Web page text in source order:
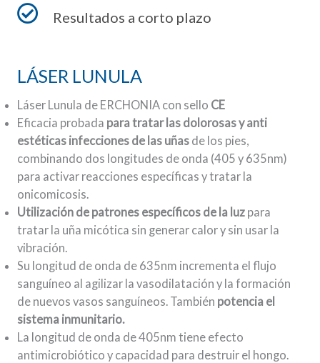
Resultados a corto plazo
LÁSER LUNULA
Láser Lunula de ERCHONIA con sello CE
Eficacia probada para tratar las dolorosas y anti
estéticas infecciones de las uñas de los pies,
combinando dos longitudes de onda (405 y 635nm)
para activar reacciones específicas y tratar la
onicomicosis.
Utilización de patrones específicos de la luz para
tratar la uña micótica sin generar calor y sin usar la
vibración.
Su longitud de onda de 635nm incrementa el flujo
sanguíneo al agilizar la vasodilatación y la formación
de nuevos vasos sanguíneos. También potencia el
sistema inmunitario.
La longitud de onda de 405nm tiene efecto
antimicrobiótico y capacidad para destruir el hongo.